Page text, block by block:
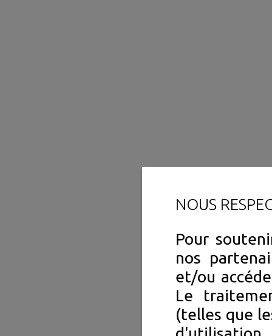
NOUS
Pour
nos
et/ou
Le
(telles que